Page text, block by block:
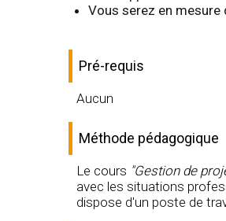
Vous serez en
Pré-requis
Aucun
Méthode pédagogique
Le cours "Gestion de
avec les situations
dispose d'un poste de